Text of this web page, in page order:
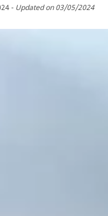
- Updated on 03/05/2024